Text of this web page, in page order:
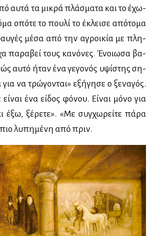
αυ­τά τα μι­κρά πλά­σμα­τα και το έχω­
οπό­τε το που­λί το έκλει­σε από­το­μα
μέ­σα από την αγροι­κία με πλη­
πα­ρα­βεί τους κα­νό­νες. Ένοιω­σα βα­
αυ­τό ήταν ένα γε­γο­νός υψί­στης ση­
για να τρώ­γο­νται» εξή­γη­σε ο ξε­να­γός.
ένα εί­δος φό­νου. Εί­ναι μό­νο για
έξω, ξέ­ρε­τε». «Με συγ­χω­ρεί­τε πά­ρα
λυ­πη­μέ­νη από πριν.